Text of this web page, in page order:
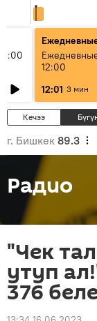
12:00
12:01 3 мин
Кечээ
г. Бишкек 89.3
Радио
"Чек
утуп
376